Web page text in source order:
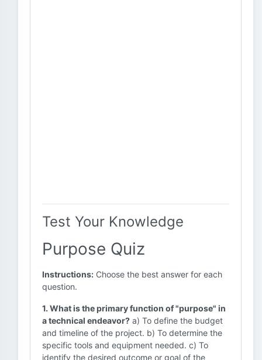
Test Your Knowledge
Purpose Quiz
Instructions: Choose the best answer for each
question.
1. What is the primary function of "purpose" in
a technical endeavor? a) To define the budget
and timeline of the project. b) To determine the
specific tools and equipment needed. c) To
identify the desired outcome or goal of the